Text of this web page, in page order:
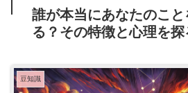
誰が本当にあなたのこ
る？その特徴と心理を探
豆知識